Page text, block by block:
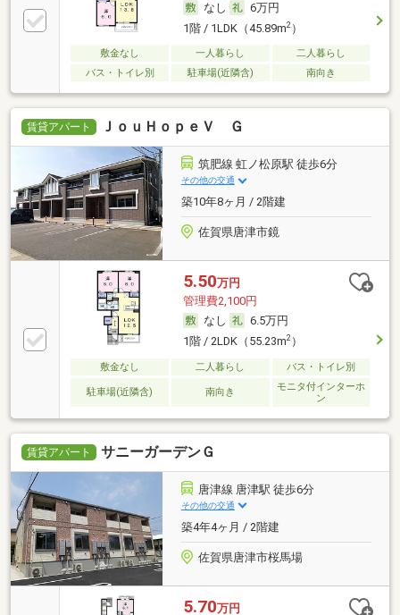
なし
6万円
1階 / 1LDK（45.89m2）
敷金なし 一人暮らし
二人暮らし
バス・トイレ別
駐車場(近隣含) 南向き
賃貸アパート ＪｏｕＨｏｐｅＶ Ｇ
筑肥線 虹ノ松原駅 徒歩6分
その他の交通
築10年8ヶ月 / 2階建
佐賀県唐津市鏡
5.50万円
管理費2,100円
なし
6.5万円
1階 / 2LDK（55.23m2）
敷金なし 二人暮らし バス・トイレ別
駐車場(近隣含) 南向き
モニタ付インターホ
ン
賃貸アパート サニーガーデンＧ
唐津線 唐津駅 徒歩6分
その他の交通
築4年4ヶ月 / 2階建
佐賀県唐津市桜馬場
5.70万円